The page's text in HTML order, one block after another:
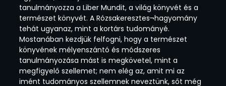
tanulmányozza a Liber Mundit, a világ könyvét és a
természet könyvét. A Rózsakeresztes¬hagyomány
tehát ugyanaz, mint a kortárs tudományé.
Mostanában kezdjük felfogni, hogy a természet
könyvének mélyenszántó és módszeres
tanulmányozása mást is megkövetel, mint a
megfigyelő szellemet; nem elég az, amit mi az
imént tudományos szellemnek neveztünk, sőt még